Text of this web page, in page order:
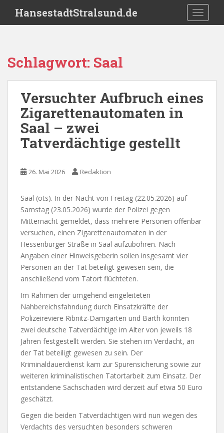
i
HansestadtStralsund.de
Schlagwort: Saal
Versuchter Aufbruch eines
Zigarettenautomaten in
Saal – zwei
Tatverdächtige gestellt
26. Mai 2026 Redaktion
Saal (ots). In der Nacht von Freitag (22.05.2026) auf
Samstag (23.05.2026) wurde der Polizei gegen
Mitternacht gemeldet, dass mehrere Personen offenbar
versuchen, einen Zigarettenautomaten in der
Hessenburger Straße in Saal aufzubohren. Nach
Angaben einer Hinweisgeberin sollen insgesamt vier
Personen an der Tat beteiligt gewesen sein, die
anschließend vom Tatort flüchteten.
Im Rahmen der umgehend eingeleiteten
Nahbereichsfahndung durch Einsatzkräfte der
Polizeireviere Ribnitz-Damgarten und Barth konnten
zwei deutsche Tatverdächtige im Alter von jeweils 18
Jahren festgestellt werden. Sie stehen im Verdacht, an
der Tat beteiligt gewesen zu sein. Der
Kriminaldauerdienst kam zur Spurensicherung sowie zur
weiteren kriminalistischen Tatortarbeit zum Einsatz. Der
entstandene Sachschaden wird derzeit auf etwa 50 Euro
geschätzt.
Gegen die beiden Tatverdächtigen wird nun wegen des
Verdachts des versuchten besonders schweren